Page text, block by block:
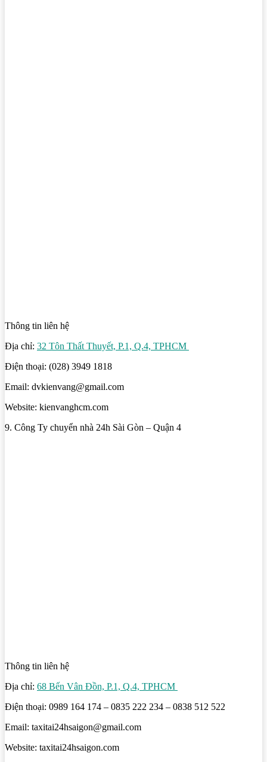
Thông tin liên hệ
Địa chỉ: 32 Tôn Thất Thuyết, P.1, Q.4, TPHCM
Điện thoại: (028) 3949 1818
Email: dvkienvang@gmail.com
Website: kienvanghcm.com
9. Công Ty chuyển nhà 24h Sài Gòn – Quận 4
Thông tin liên hệ
Địa chỉ: 68 Bến Vân Đồn, P.1, Q.4, TPHCM
Điện thoại: 0989 164 174 – 0835 222 234 – 0838 512 522
Email: taxitai24hsaigon@gmail.com
Website: taxitai24hsaigon.com